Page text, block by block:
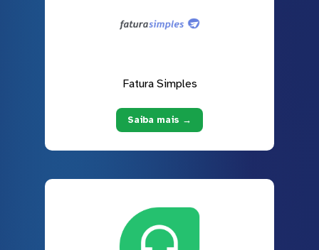
Fatura Simples
Saiba mais →